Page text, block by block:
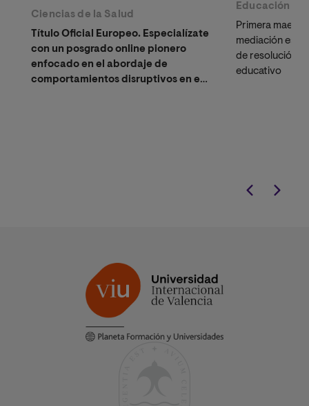
Ciencias de la Salud
Título Oficial Europeo. Especialízate
con un posgrado online pionero
enfocado en el abordaje de
comportamientos disruptivos en el
Educación
Primera
mediación
de resolución
educativo